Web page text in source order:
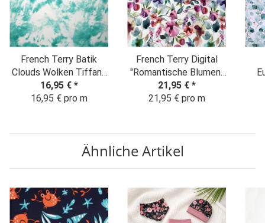
French Terry Batik
Clouds Wolken Tiffany
blue
16,95 € *
16,95 € pro m
French Terry Digital
"Romantische Blumen"
Aquarelloptik weiß-
bunt
21,95 € *
21,95 € pro m
Ähnliche Artikel